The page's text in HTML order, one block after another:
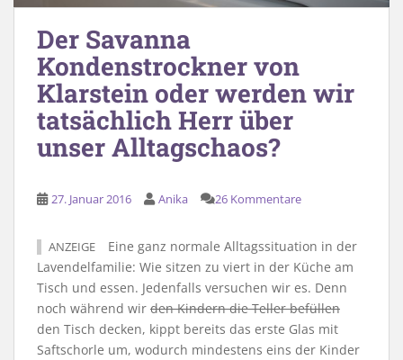
Der Savanna
Kondenstrockner von
Klarstein oder werden wir
tatsächlich Herr über
unser Alltagschaos?
27. Januar 2016 Anika 26 Kommentare
ANZEIGE
Eine ganz normale Alltagssituation in der
Lavendelfamilie: Wie sitzen zu viert in der Küche am
Tisch und essen. Jedenfalls versuchen wir es. Denn
noch während wir den Kindern die Teller befüllen
den Tisch decken, kippt bereits das erste Glas mit
Saftschorle um, wodurch mindestens eins der Kinder